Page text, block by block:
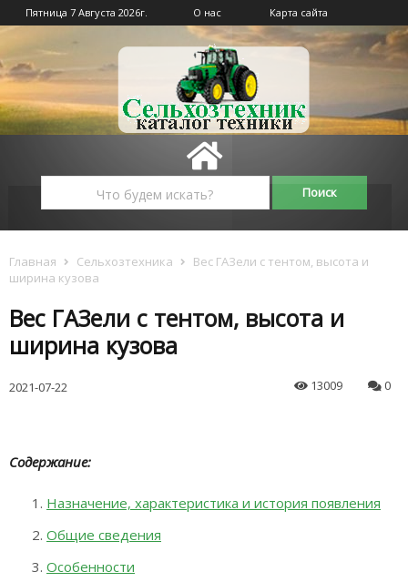
Пятница 7 Августа 2026г. О нас Карта сайта
Главная Сельхозтехника
Вес ГАЗели с тентом, высота и
ширина кузова
Вес ГАЗели с тентом, высота и
ширина кузова
2021-07-22 13009 0
Содержание:
Назначение, характеристика и история появления
Общие сведения
Особенности